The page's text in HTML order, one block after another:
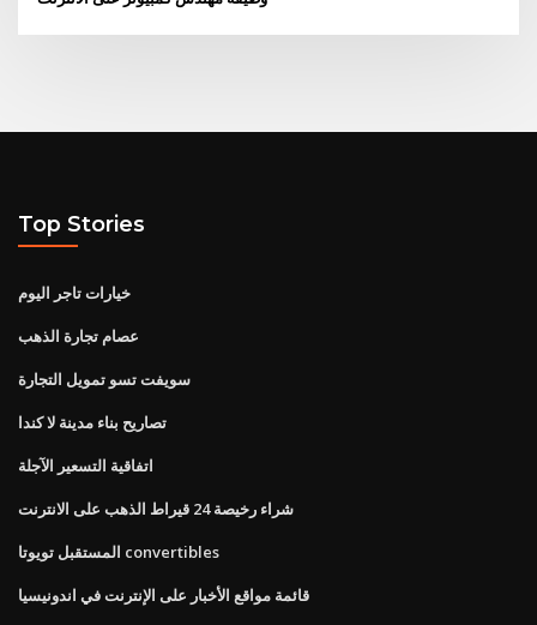
Top Stories
خيارات تاجر اليوم
عصام تجارة الذهب
سويفت تسو تمويل التجارة
تصاريح بناء مدينة لا كندا
اتفاقية التسعير الآجلة
شراء رخيصة 24 قيراط الذهب على الانترنت
المستقبل تويوتا convertibles
قائمة مواقع الأخبار على الإنترنت في اندونيسيا